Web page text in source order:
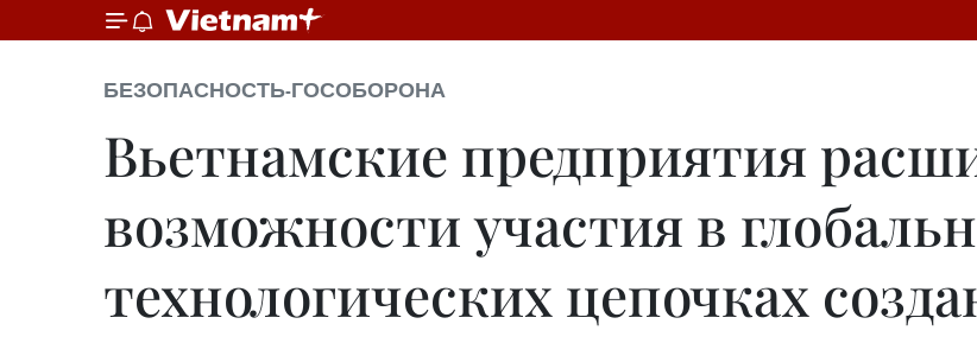
БЕЗОПАСНОСТЬ-ГОСОБОРОНА
Вьетнамские предприятия
возможности участия в
технологических цепочках